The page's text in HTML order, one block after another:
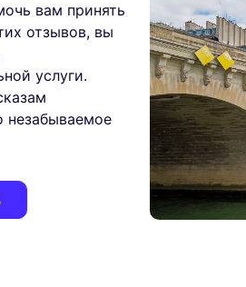
вам принять
отзывов, вы
услуги.
незабываемое